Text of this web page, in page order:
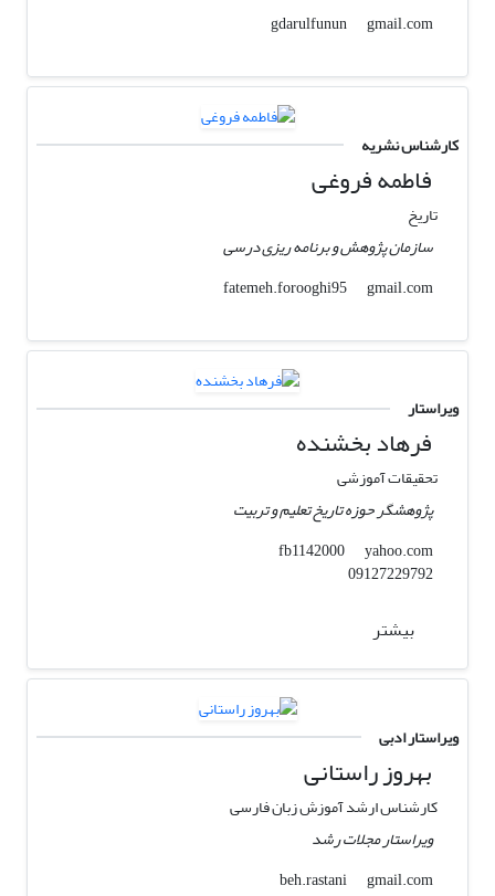
gdarulfunun
gmail.com
کارشناس نشریه
فاطمه فروغی
تاریخ
سازمان پژوهش و برنامه ریزی درسی
fatemeh.forooghi95
gmail.com
ویراستار
فرهاد بخشنده
تحقیقات آموزشی
پژوهشگر حوزه تاریخ تعلیم و تربیت
fb1142000
yahoo.com
09127229792
بیشتر
ویراستار ادبی
بهروز راستانی
کارشناس ارشد آموزش زبان فارسی
ویراستار مجلات رشد
beh.rastani
gmail.com